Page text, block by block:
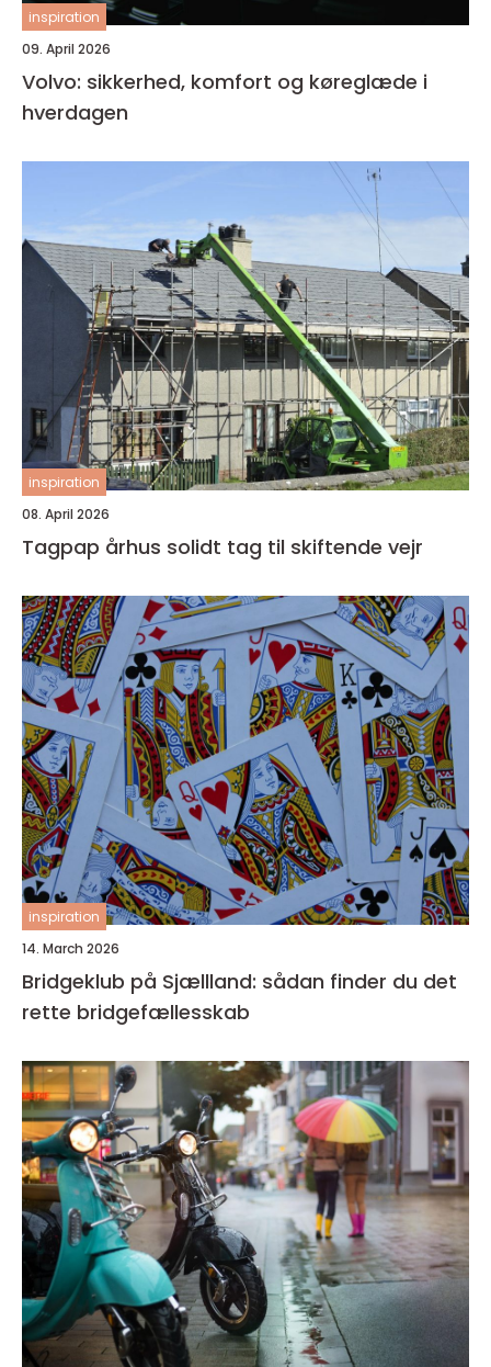
inspiration
09. April 2026
Volvo: sikkerhed, komfort og køreglæde i
hverdagen
inspiration
08. April 2026
Tagpap århus solidt tag til skiftende vejr
inspiration
14. March 2026
Bridgeklub på Sjællland: sådan finder du det
rette bridgefællesskab